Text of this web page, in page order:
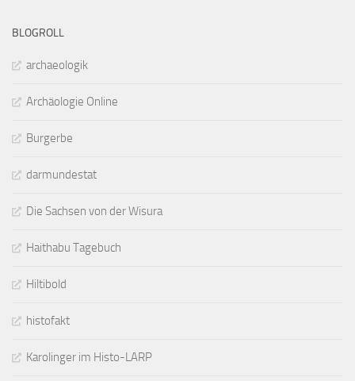
BLOGROLL
archaeologik
Archäologie Online
Burgerbe
darmundestat
Die Sachsen von der Wisura
Haithabu Tagebuch
Hiltibold
histofakt
Karolinger im Histo-LARP